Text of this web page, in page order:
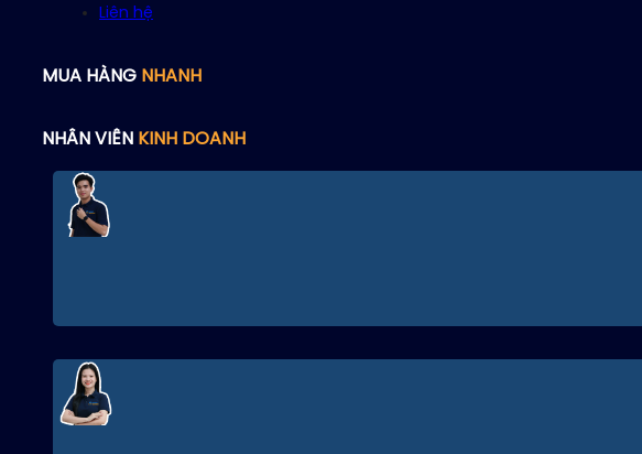
Liên hệ
MUA HÀNG NHANH
NHÂN VIÊN KINH DOANH